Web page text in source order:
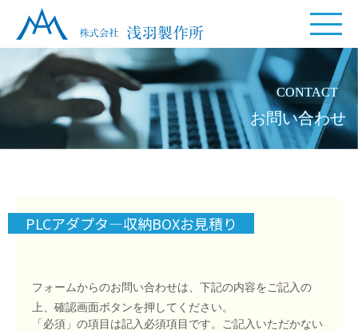
CONTACT
お問い合わせ
PLCアダプタ—収納BOXお見積り
フォームからのお問い合わせは、下記の内容をご記入の
上、確認画面ボタンを押してください。
「必須」の項目は記入必須項目です。ご記入いただかない